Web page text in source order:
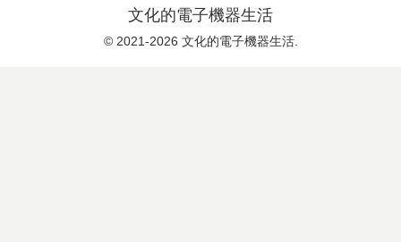
文化的電子機器生活
© 2021-2026 文化的電子機器生活.